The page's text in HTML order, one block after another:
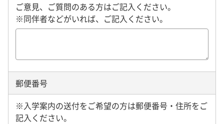
ご意見、ご質問のある方はご記入ください。
※同伴者などがいれば、ご記入ください。
郵便番号
※入学案内の送付をご希望の方は郵便番号・住所をご
記入ください。